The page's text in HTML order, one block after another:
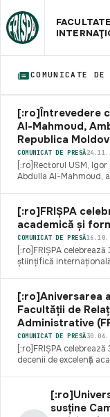
INTERNAŢIONALE,
COMUNICATE DE
[:ro]Întrevedere
Al-Mahmoud,
Republica
COMUNICAT DE PRESĂ
[:ro]Rectorul USM,
Abdulla Al-Mahmoud,
[:ro]FRIȘPA
academică și
COMUNICAT DE PRESĂ
[:ro]FRIȘPA
științifică
[:ro]Aniversarea
Facultății de
Administrative
COMUNICAT DE PRESĂ
[:ro]FRIȘPA
decenii de excelență
susține